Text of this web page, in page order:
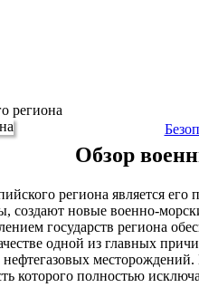
региона
Обзор
региона является
создают новые военно-
государств региона
одной из главных
которого полностью